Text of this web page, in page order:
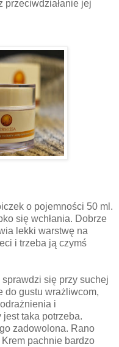
przeciwdziałanie jej
o pojemności 50 ml.
się wchłania. Dobrze
lekki warstwę na
i trzeba ją czymś
się przy suchej
do gustu wrażliwcom,
i
taka potrzeba.
zadowolona. Rano
pachnie bardzo